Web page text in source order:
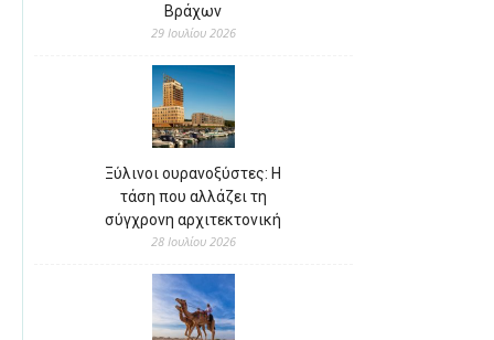
Βράχων
29 Ιουλίου 2026
Ξύλινοι ουρανοξύστες: Η
τάση που αλλάζει τη
σύγχρονη αρχιτεκτονική
28 Ιουλίου 2026